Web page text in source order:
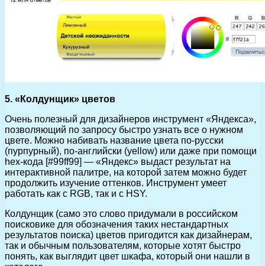
5. «Колдунщик» цветов
Очень полезный для дизайнеров инструмент «Яндекса»,
позволяющий по запросу быстро узнать все о нужном
цвете. Можно набивать название цвета по-русски
(пурпурный), по-английски (yellow) или даже при помощи
hex-кода [#99ff99] — «Яндекс» выдаст результат на
интерактивной палитре, на которой затем можно будет
продолжить изучение оттенков. Инструмент умеет
работать как с RGB, так и с HSY.
Колдунщик (само это слово придумали в российском
поисковике для обозначения таких нестандартных
результатов поиска) цветов пригодится как дизайнерам,
так и обычным пользователям, которые хотят быстро
понять, как выглядит цвет шкафа, который они нашли в